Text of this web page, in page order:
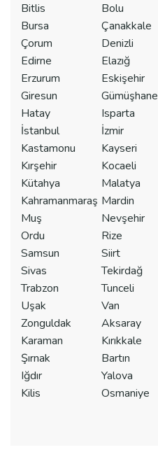
Bitlis
Bolu
Bursa
Çanakkale
Çorum
Denizli
Edirne
Elazığ
Erzurum
Eskişehir
Giresun
Gümüşhane
Hatay
Isparta
İstanbul
İzmir
Kastamonu
Kayseri
Kırşehir
Kocaeli
Kütahya
Malatya
Kahramanmaraş Mardin
Muş
Nevşehir
Ordu
Rize
Samsun
Siirt
Sivas
Tekirdağ
Trabzon
Tunceli
Uşak
Van
Zonguldak
Aksaray
Karaman
Kırıkkale
Şırnak
Bartın
Iğdır
Yalova
Kilis
Osmaniye